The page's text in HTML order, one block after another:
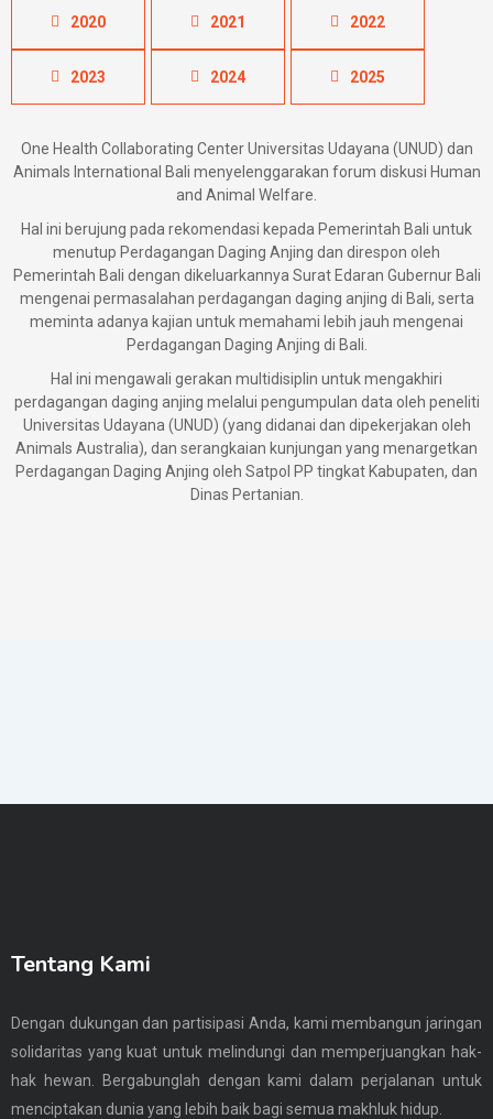
2020 2021 2022
2023 2024 2025
One Health Collaborating Center Universitas Udayana (UNUD) dan
Animals International Bali menyelenggarakan forum diskusi Human
and Animal Welfare.
Hal ini berujung pada rekomendasi kepada Pemerintah Bali untuk
menutup Perdagangan Daging Anjing dan direspon oleh
Pemerintah Bali dengan dikeluarkannya Surat Edaran Gubernur Bali
mengenai permasalahan perdagangan daging anjing di Bali, serta
meminta adanya kajian untuk memahami lebih jauh mengenai
Perdagangan Daging Anjing di Bali.
Hal ini mengawali gerakan multidisiplin untuk mengakhiri
perdagangan daging anjing melalui pengumpulan data oleh peneliti
Universitas Udayana (UNUD) (yang didanai dan dipekerjakan oleh
Animals Australia), dan serangkaian kunjungan yang menargetkan
Perdagangan Daging Anjing oleh Satpol PP tingkat Kabupaten, dan
Dinas Pertanian.
Tentang Kami
Dengan dukungan dan partisipasi Anda, kami membangun jaringan
solidaritas yang kuat untuk melindungi dan memperjuangkan hak-
hak hewan. Bergabunglah dengan kami dalam perjalanan untuk
menciptakan dunia yang lebih baik bagi semua makhluk hidup.